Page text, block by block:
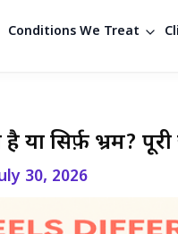
Conditions We Treat
सिर्फ़ भ्रम? पूरी
30, 2026